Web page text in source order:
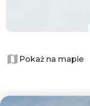
Pokaż na mapie